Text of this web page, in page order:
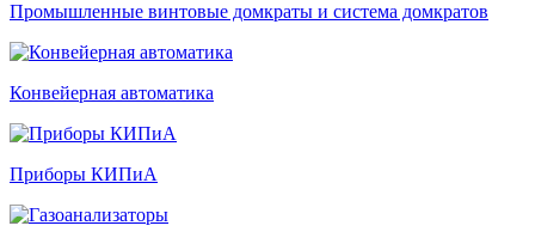
Промышленные винтовые домкраты и система домкратов
Конвейерная автоматика
Приборы КИПиА